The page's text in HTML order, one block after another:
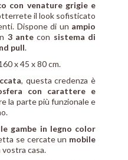
con venature grigie e
il look sofisticato
Dispone di un ampio
3 antecon sistema di
pull.
x 45 x 80 cm.
, questa credenza è
con carattere e
la parte più funzionale e
gambe in legno color
se cercate un mobile
casa.